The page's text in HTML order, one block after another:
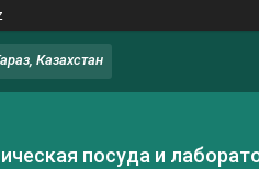
Казахстан
посуда и